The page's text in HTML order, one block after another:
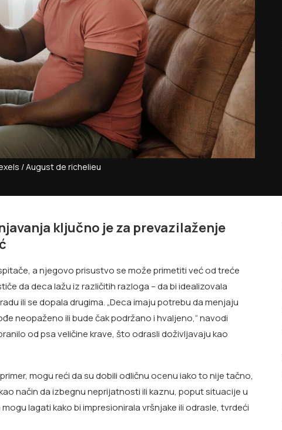
/ August de richelieu
ključno je za prevazilaženje
a njegovo prisustvo se može primetiti već od treće
da deca lažu iz različitih razloga – da bi idealizovala
ili se dopala drugima. „Deca imaju potrebu da menjaju
neopaženo ili bude čak podržano i hvaljeno,“ navodi
od psa veličine krave, što odrasli doživljavaju kao
mogu reći da su dobili odličnu ocenu iako to nije tačno,
način da izbegnu neprijatnosti ili kaznu, poput situacije u
lagati kako bi impresionirala vršnjake ili odrasle, tvrdeći